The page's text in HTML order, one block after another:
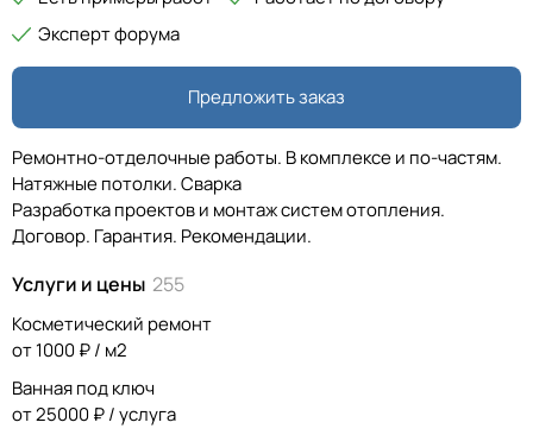
Эксперт форума
Предложить заказ
Ремонтно-отделочные работы. В комплексе и по-частям.
Натяжные потолки. Сварка
Разработка проектов и монтаж систем отопления.
Договор. Гарантия. Рекомендации.
Услуги и цены 255
Косметический ремонт
от 1000 ₽ / м2
Ванная под ключ
от 25000 ₽ / услуга